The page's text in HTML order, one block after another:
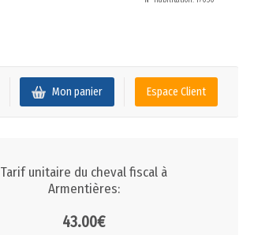
Espace Client
Mon panier
Tarif unitaire du cheval fiscal à
Armentières:
43.00€